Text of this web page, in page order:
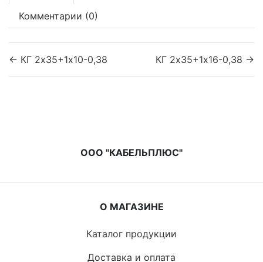
Комментарии (0)
← КГ 2х35+1х10-0,38 КГ 2х35+1х16-0,38 →
ООО "КАБЕЛЬПЛЮС"
О МАГАЗИНЕ
Каталог продукции
Доставка и оплата